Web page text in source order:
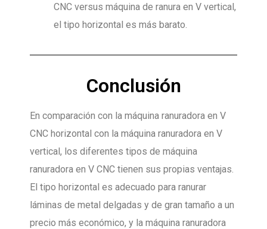
CNC versus máquina de ranura en V vertical,
el tipo horizontal es más barato.
Conclusión
En comparación con la máquina ranuradora en V
CNC horizontal con la máquina ranuradora en V
vertical, los diferentes tipos de máquina
ranuradora en V CNC tienen sus propias ventajas.
El tipo horizontal es adecuado para ranurar
láminas de metal delgadas y de gran tamaño a un
precio más económico, y la máquina ranuradora